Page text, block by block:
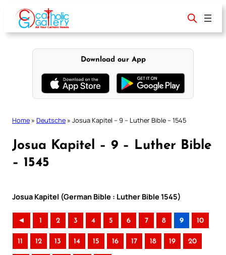
content
Download our App
Home » Deutsche » Josua Kapitel – 9 – Luther Bible – 1545
Josua Kapitel – 9 – Luther Bible
– 1545
Josua Kapitel (German Bible : Luther Bible 1545)
◄ 1 2 3 4 5 6 7 8 9 10
11 12 13 14 15 16 17 18 19 20